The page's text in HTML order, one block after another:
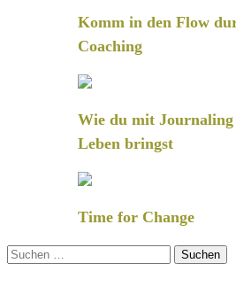
Komm in den Flow
Coaching
Wie du mit
Leben bringst
Time for Change
Suchen
nach: